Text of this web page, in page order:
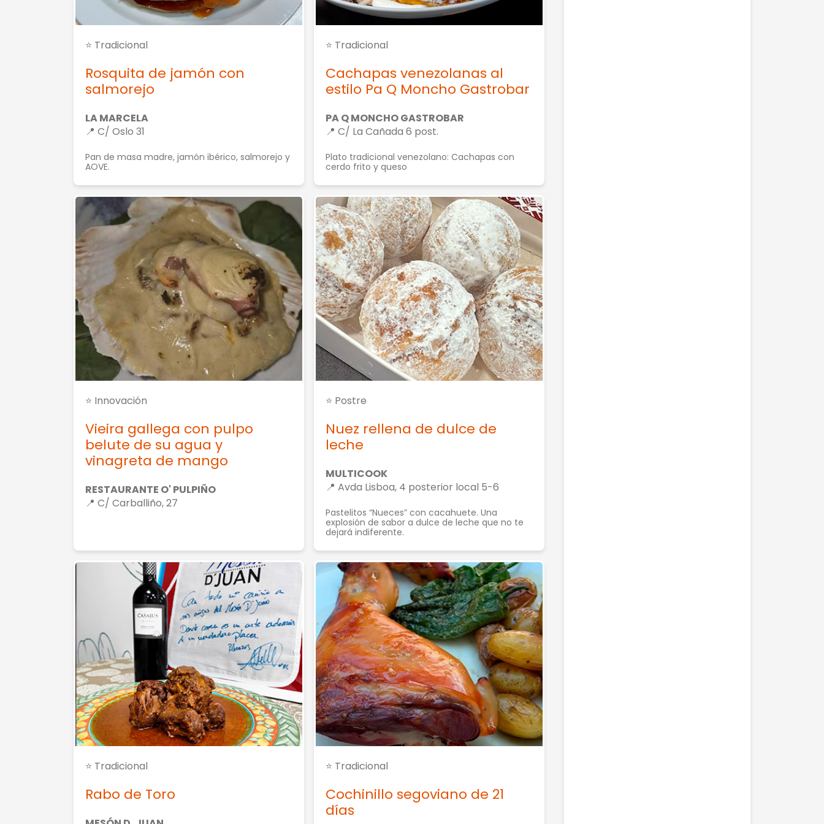
⭐ Tradicional
Rosquita de jamón con
salmorejo
LA MARCELA
📍 C/ Oslo 31
Pan de masa madre, jamón ibérico, salmorejo y
AOVE.
⭐ Tradicional
Cachapas venezolanas al
estilo Pa Q Moncho Gastrobar
PA Q MONCHO GASTROBAR
📍 C/ La Cañada 6 post.
Plato tradicional venezolano: Cachapas con
cerdo frito y queso
⭐ Innovación
Vieira gallega con pulpo
belute de su agua y
vinagreta de mango
RESTAURANTE O' PULPIÑO
📍 C/ Carballiño, 27
⭐ Postre
Nuez rellena de dulce de
leche
MULTICOOK
📍 Avda Lisboa, 4 posterior local 5-6
Pastelitos “Nueces” con cacahuete. Una
explosión de sabor a dulce de leche que no te
dejará indiferente.
⭐ Tradicional
Rabo de Toro
⭐ Tradicional
Cochinillo segoviano de 21
días